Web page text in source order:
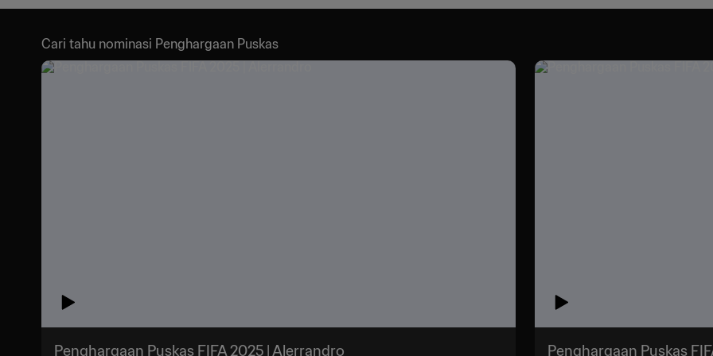
Cari tahu nominasi Penghargaan Puskas
Penghargaan Puskas FIFA 2025 | Alerrandro Penghargaan Puskas